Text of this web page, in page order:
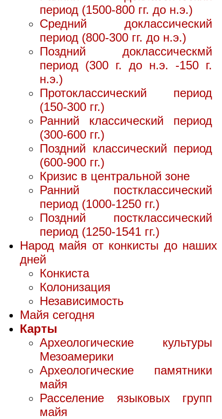
период (1500-800 гг. до н.э.)
Средний доклассический
период (800-300 гг. до н.э.)
Поздний доклассическмй
период (300 г. до н.э. -150 г.
н.э.)
Протоклассический период
(150-300 гг.)
Ранний классический период
(300-600 гг.)
Поздний классический период
(600-900 гг.)
Кризис в центральной зоне
Ранний постклассический
период (1000-1250 гг.)
Поздний постклассический
период (1250-1541 гг.)
Народ майя от конкисты до наших
дней
Конкиста
Колонизация
Независимость
Майя сегодня
Карты
Археологические культуры
Мезоамерики
Археологические памятники
майя
Расселение языковых групп
майя